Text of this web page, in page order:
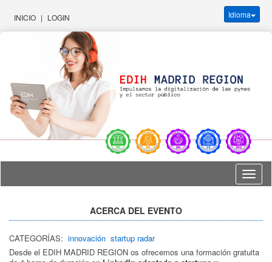
INICIO | LOGIN Idioma
Idioma
ACERCA DEL EVENTO
CATEGORÍAS: innovación startup radar
Desde el EDIH MADRID REGION os ofrecemos una formación gratuita